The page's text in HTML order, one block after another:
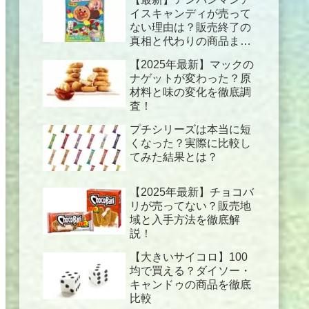
イスキャンディが売って
ない理由は？販売終了の
真相と代わりの商品まと
【2025年最新】マックの
ナゲットが変わった？原
材料と味の変化を徹底調
査！
プチシリーズは本当に短
くなった？実際に比較し
てみた結果とは？
【2025年最新】チョコバ
リが売ってない？販売地
域と入手方法を徹底解
説！
【大きいサイコロ】100
均で買える？ダイソー・
キャンドゥの商品を徹底
比較